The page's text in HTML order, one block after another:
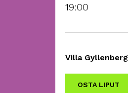
19:00
Villa Gyllenberg
OSTA LIPUT